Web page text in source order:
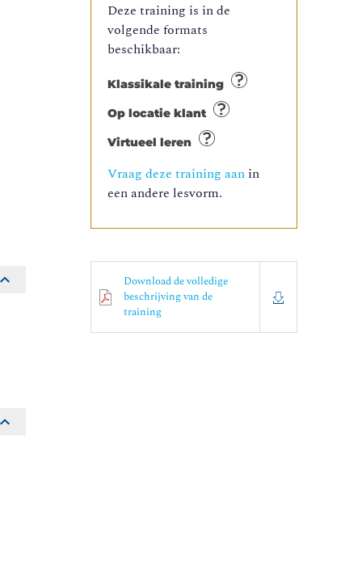
Deze training is in de
volgende formats
beschikbaar:
Klassikale training
Op locatie klant
Virtueel leren
Vraag deze training aanin
een andere lesvorm.
Download de volledige
beschrijving van de
training